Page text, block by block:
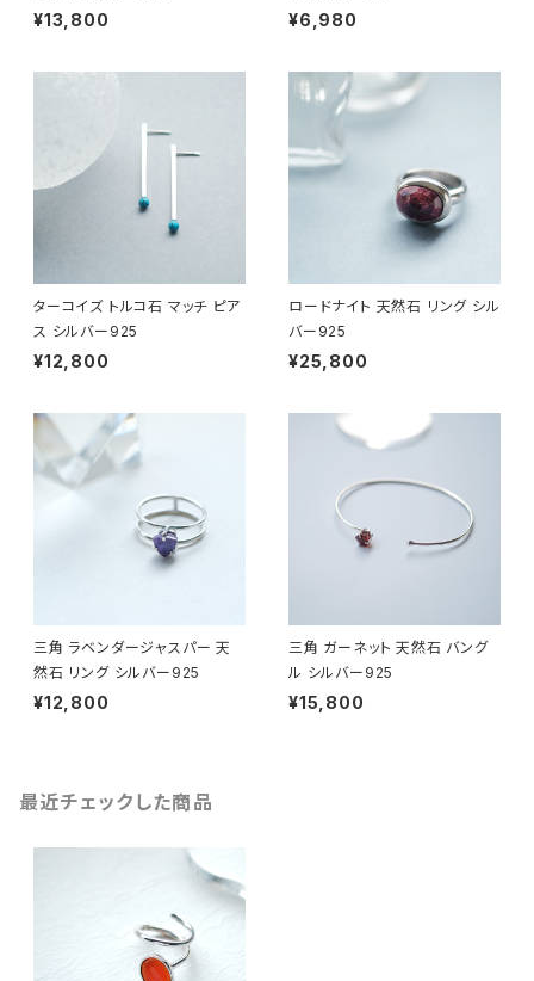
¥13,800 ¥6,980
ターコイズ トルコ石 マッチ ピア
ス シルバー925
¥12,800
ロードナイト 天然石 リング シル
バー925
¥25,800
三角 ラベンダージャスパー 天
然石 リング シルバー925
¥12,800
三角 ガーネット 天然石 バング
ル シルバー925
¥15,800
最近チェックした商品